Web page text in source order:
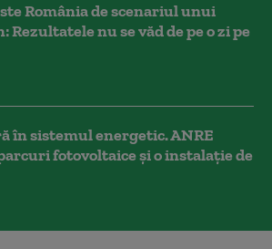
România de scenariul unui
Rezultatele nu se văd de pe o zi pe
în sistemul energetic. ANRE
fotovoltaice și o instalație de